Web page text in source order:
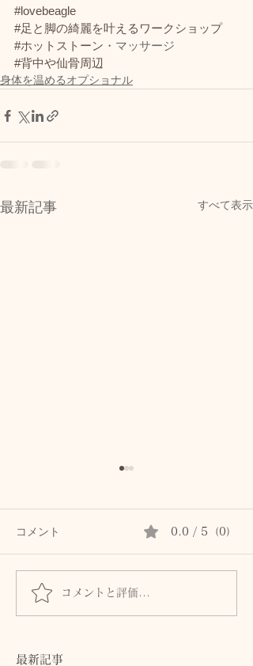
#lovebeagle
#足と脚の綺麗を叶えるワークショップ
#ホットストーン ・マッサージ
#背中や仙骨周辺
身体を温めるオプショナル
最新記事 すべて表示
香りで迎えるハッピーマ
ンデー ♪
コメント 0.0 / 5（0）
コメントと評価...
最新記事